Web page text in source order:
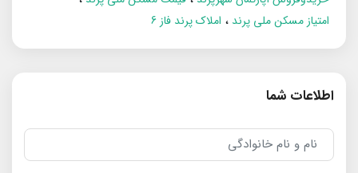
امتیاز مسکن ملی پرند
املاک پرند فاز 6
اطلاعات شما